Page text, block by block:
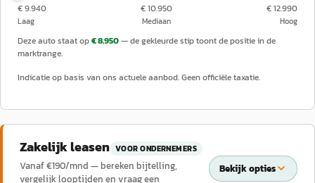
€ 9.940
Laag
€ 10.950
Mediaan
€ 12.990
Hoog
Deze auto staat op€ 8.950— de gekleurde stip toont de positie in de
marktrange.
Indicatie op basis van ons actuele aanbod. Geen officiële taxatie.
Zakelijk leasen VOOR ONDERNEMERS
Vanaf €190/mnd — bereken bijtelling,
vergelijk looptijden en vraag een
Bekijk opties